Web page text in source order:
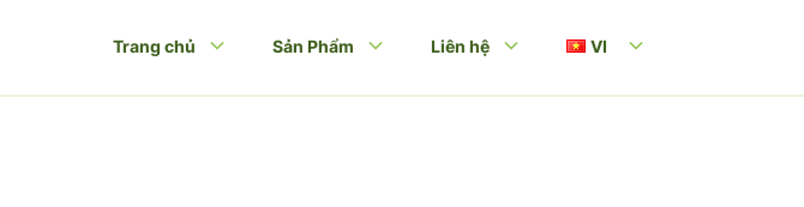
Trang chủ Sản Phẩm Liên hệ VI